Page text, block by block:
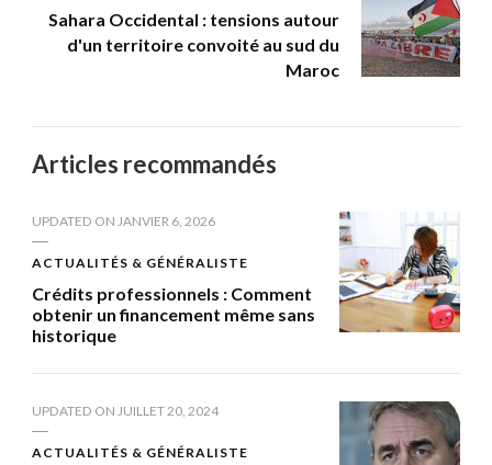
Sahara Occidental : tensions autour
d'un territoire convoité au sud du
Maroc
Articles recommandés
UPDATED ON JANVIER 6, 2026
ACTUALITÉS & GÉNÉRALISTE
Crédits professionnels : Comment
obtenir un financement même sans
historique
UPDATED ON JUILLET 20, 2024
ACTUALITÉS & GÉNÉRALISTE